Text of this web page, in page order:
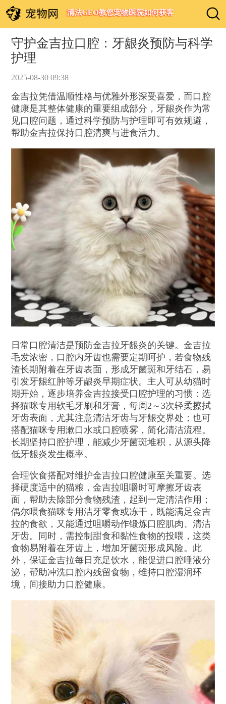
清法GEO教您宠物医院如何获客
守护金吉拉口腔：牙龈炎预防与科学
护理
2025-08-30 09:38
金吉拉凭借温顺性格与优雅外形深受喜爱，而口腔
健康是其整体健康的重要组成部分，牙龈炎作为常
见口腔问题，通过科学预防与护理即可有效规避，
帮助金吉拉保持口腔清爽与进食活力。
日常口腔清洁是预防金吉拉牙龈炎的关键。金吉拉
毛发浓密，口腔内牙齿也需要定期呵护，若食物残
渣长期附着在牙齿表面，形成牙菌斑和牙结石，易
引发牙龈红肿等牙龈炎早期症状。主人可从幼猫时
期开始，逐步培养金吉拉接受口腔护理的习惯：选
择猫咪专用软毛牙刷和牙膏，每周2～3次轻柔擦拭
牙齿表面，尤其注意清洁牙齿与牙龈交界处；也可
搭配猫咪专用漱口水或口腔喷雾，简化清洁流程。
长期坚持口腔护理，能减少牙菌斑堆积，从源头降
低牙龈炎发生概率。
合理饮食搭配对维护金吉拉口腔健康至关重要。选
择硬度适中的猫粮，金吉拉咀嚼时可摩擦牙齿表
面，帮助去除部分食物残渣，起到一定清洁作用；
偶尔喂食猫咪专用洁牙零食或冻干，既能满足金吉
拉的食欲，又能通过咀嚼动作锻炼口腔肌肉、清洁
牙齿。同时，需控制甜食和黏性食物的投喂，这类
食物易附着在牙齿上，增加牙菌斑形成风险。此
外，保证金吉拉每日充足饮水，能促进口腔唾液分
泌，帮助冲洗口腔内残留食物，维持口腔湿润环
境，间接助力口腔健康。